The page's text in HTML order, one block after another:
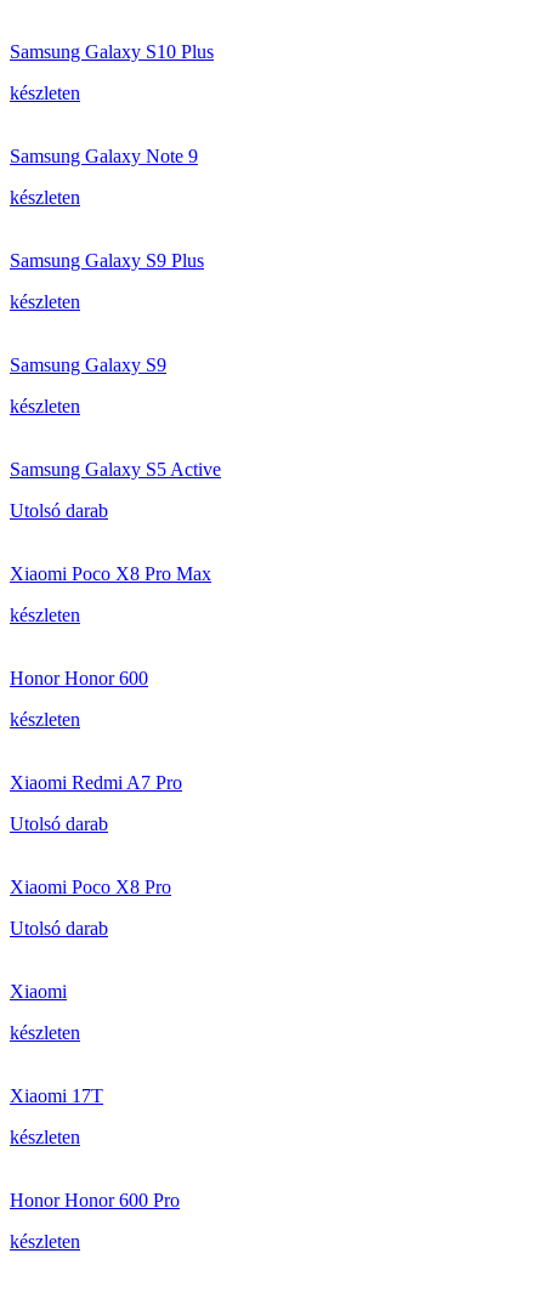
Samsung Galaxy S10 Plus
készleten
Samsung Galaxy Note 9
készleten
Samsung Galaxy S9 Plus
készleten
Samsung Galaxy S9
készleten
Samsung Galaxy S5 Active
Utolsó darab
Xiaomi Poco X8 Pro Max
készleten
Honor Honor 600
készleten
Xiaomi Redmi A7 Pro
Utolsó darab
Xiaomi Poco X8 Pro
Utolsó darab
Xiaomi
készleten
Xiaomi 17T
készleten
Honor Honor 600 Pro
készleten